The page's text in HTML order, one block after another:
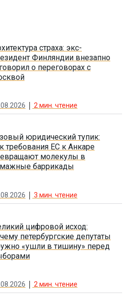
страха: экс-
Финляндии внезапно
о переговорах с
2 мин. чтение
юридический тупик:
требования ЕС к Анкаре
молекулы в
баррикады
3 мин. чтение
цифровой исход:
петербургские депутаты
«ушли в тишину» перед
2 мин. чтение